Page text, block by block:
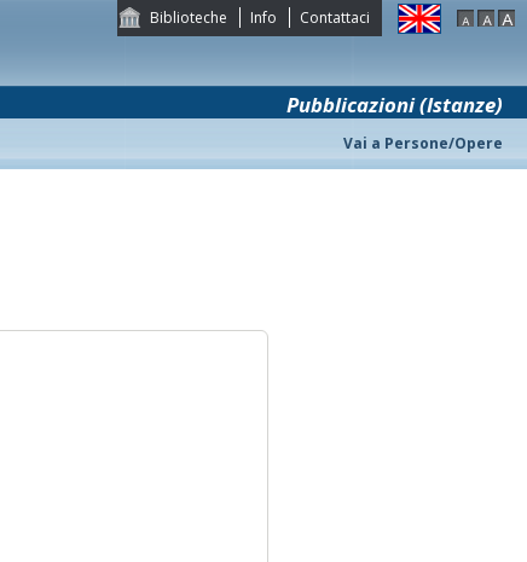
Biblioteche Info Contattaci
Pubblicazioni (Istanze)
Vai a Persone/Opere